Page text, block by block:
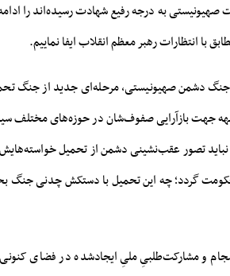
به درجه رفیع شهادت رسیده‌اند را ادامه
با انتظارات رهبر معظم انقلاب ایفا نماییم.
دشمن صهیونیستی، مرحله‌ای جدید از جنگ
جهت بازآرایی صفوف‌شان در حوزه‌های مختلف
تصور عقب‌نشینی دشمن از تحمیل خواسته‌هایش
گردد؛ چه این تحمیل با دستکش چدنی جنگ
و مشارکت‌طلبیِ ملیِ ایجادشده در فضای